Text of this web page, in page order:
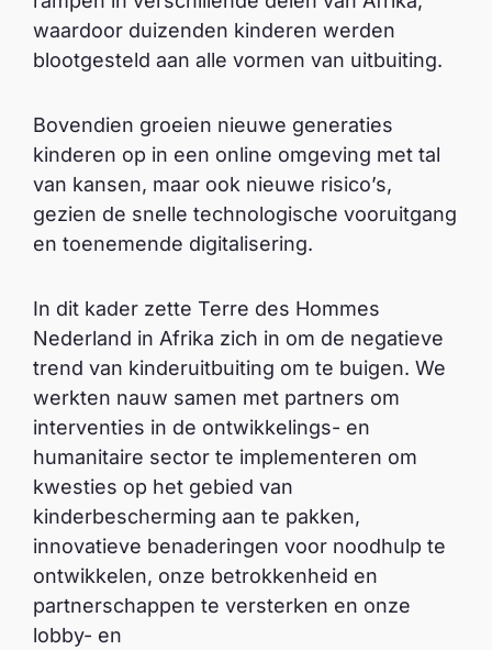
waardoor duizenden kinderen werden
blootgesteld aan alle vormen van uitbuiting.
Bovendien groeien nieuwe generaties
kinderen op in een online omgeving met tal
van kansen, maar ook nieuwe risico’s,
gezien de snelle technologische vooruitgang
en toenemende digitalisering.
In dit kader zette Terre des Hommes
Nederland in Afrika zich in om de negatieve
trend van kinderuitbuiting om te buigen. We
werkten nauw samen met partners om
interventies in de ontwikkelings- en
humanitaire sector te implementeren om
kwesties op het gebied van
kinderbescherming aan te pakken,
innovatieve benaderingen voor noodhulp te
ontwikkelen, onze betrokkenheid en
partnerschappen te versterken en onze
lobby- en